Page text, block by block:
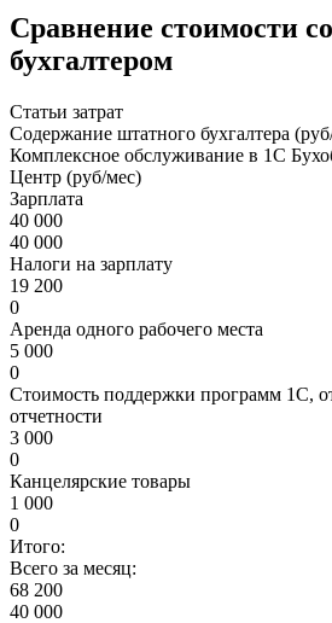
Сравнение стоимости
бухгалтером
Статьи затрат
Содержание штатного бухгалтера
Комплексное обслуживание в 1С
Центр (руб/мес)
Зарплата
40 000
40 000
Налоги на зарплату
19 200
0
Аренда одного рабочего места
5 000
0
Стоимость поддержки программ 1С,
отчетности
3 000
0
Канцелярские товары
1 000
0
Итого:
Всего за месяц:
68 200
40 000